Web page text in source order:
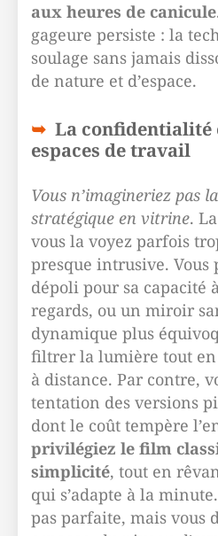
aux heures de canicule
gageure persiste : la
soulage sans jamais
de nature et d’espace.
La confidentialité
espaces de travail
Vous n’imagineriez pas
stratégique en vitrine.
vous la voyez parfois
presque intrusive.
dépoli pour sa capacité
regards, ou un miroir
dynamique plus
filtrer la lumière tout
à distance. Par contre,
tentation des versions
dont le coût tempère
privilégiez le film
simplicité, tout en
qui s’adapte à la
pas parfaite, mais vous